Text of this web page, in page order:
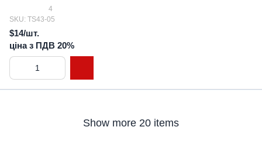
4
SKU: TS43-05
$14/шт.
ціна з ПДВ 20%
Show more 20 items